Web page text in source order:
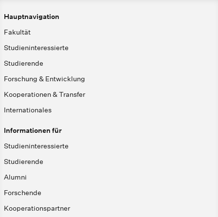
Hauptnavigation
Fakultät
Studieninteressierte
Studierende
Forschung & Entwicklung
Kooperationen & Transfer
Internationales
Informationen für
Studieninteressierte
Studierende
Alumni
Forschende
Kooperationspartner